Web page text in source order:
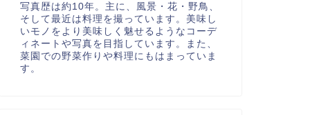
写真歴は約10年。主に、風景・花・野鳥、
そして最近は料理を撮っています。美味し
いモノをより美味しく魅せるようなコーデ
ィネートや写真を目指しています。また、
菜園での野菜作りや料理にもはまっていま
す。